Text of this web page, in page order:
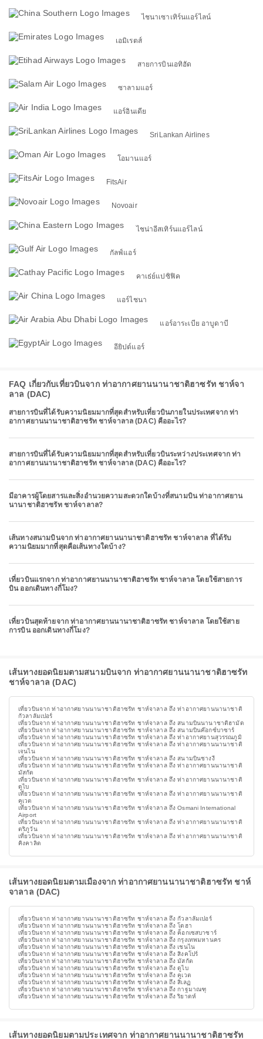
ไชนาเซาเทิร์นแอร์ไลน์
เอมิเรตส์
สายการบินเอทิฮัด
ซาลามแอร์
แอร์อินเดีย
SriLankan Airlines
โอมานแอร์
FitsAir
Novoair
ไชน่าอีสเทิร์นแอร์ไลน์
กัลฟ์แอร์
คาเธ่ย์แปซิฟิค
แอร์ไชนา
แอร์อาระเบีย อาบูดาบี
อียิปต์แอร์
FAQ เกี่ยวกับเที่ยวบินจาก ท่าอากาศยานนานาชาติฮาซรัท ชาห์จา
ลาล (DAC)
สายการบินที่ได้รับความนิยมมากที่สุดสำหรับเที่ยวบินภายในประเทศจาก ท่า
อากาศยานนานาชาติฮาซรัท ชาห์จาลาล (DAC) คืออะไร?
สายการบินที่ได้รับความนิยมมากที่สุดสำหรับเที่ยวบินระหว่างประเทศจาก ท่า
อากาศยานนานาชาติฮาซรัท ชาห์จาลาล (DAC) คืออะไร?
มีอาคารผู้โดยสารและสิ่งอำนวยความสะดวกใดบ้างที่สนามบิน ท่าอากาศยาน
นานาชาติฮาซรัท ชาห์จาลาล?
เส้นทางสนามบินจาก ท่าอากาศยานนานาชาติฮาซรัท ชาห์จาลาล ที่ได้รับ
ความนิยมมากที่สุดคือเส้นทางใดบ้าง?
เที่ยวบินแรกจาก ท่าอากาศยานนานาชาติฮาซรัท ชาห์จาลาล โดยใช้สายการ
บิน ออกเดินทางกี่โมง?
เที่ยวบินสุดท้ายจาก ท่าอากาศยานนานาชาติฮาซรัท ชาห์จาลาล โดยใช้สาย
การบิน ออกเดินทางกี่โมง?
เส้นทางยอดนิยมตามสนามบินจาก ท่าอากาศยานนานาชาติฮาซรัท
ชาห์จาลาล (DAC)
เที่ยวบินจาก ท่าอากาศยานนานาชาติฮาซรัท ชาห์จาลาล ถึง ท่าอากาศยานนานาชาติ
กัวลาลัมเปอร์
เที่ยวบินจาก ท่าอากาศยานนานาชาติฮาซรัท ชาห์จาลาล ถึง สนามบินนานาชาติฮามัด
เที่ยวบินจาก ท่าอากาศยานนานาชาติฮาซรัท ชาห์จาลาล ถึง สนามบินค๊อกซ์บาซาร์
เที่ยวบินจาก ท่าอากาศยานนานาชาติฮาซรัท ชาห์จาลาล ถึง ท่าอากาศยานสุวรรณภูมิ
เที่ยวบินจาก ท่าอากาศยานนานาชาติฮาซรัท ชาห์จาลาล ถึง ท่าอากาศยานนานาชาติ
เจนไน
เที่ยวบินจาก ท่าอากาศยานนานาชาติฮาซรัท ชาห์จาลาล ถึง สนามบินชางงี
เที่ยวบินจาก ท่าอากาศยานนานาชาติฮาซรัท ชาห์จาลาล ถึง ท่าอากาศยานนานาชาติ
มัสกัต
เที่ยวบินจาก ท่าอากาศยานนานาชาติฮาซรัท ชาห์จาลาล ถึง ท่าอากาศยานนานาชาติ
ดูไบ
เที่ยวบินจาก ท่าอากาศยานนานาชาติฮาซรัท ชาห์จาลาล ถึง ท่าอากาศยานนานาชาติ
คูเวต
เที่ยวบินจาก ท่าอากาศยานนานาชาติฮาซรัท ชาห์จาลาล ถึง Osmani International
Airport
เที่ยวบินจาก ท่าอากาศยานนานาชาติฮาซรัท ชาห์จาลาล ถึง ท่าอากาศยานนานาชาติ
ตริภูวัน
เที่ยวบินจาก ท่าอากาศยานนานาชาติฮาซรัท ชาห์จาลาล ถึง ท่าอากาศยานนานาชาติ
คิงคาลิด
เส้นทางยอดนิยมตามเมืองจาก ท่าอากาศยานนานาชาติฮาซรัท ชาห์
จาลาล (DAC)
เที่ยวบินจาก ท่าอากาศยานนานาชาติฮาซรัท ชาห์จาลาล ถึง กัวลาลัมเปอร์
เที่ยวบินจาก ท่าอากาศยานนานาชาติฮาซรัท ชาห์จาลาล ถึง โดฮา
เที่ยวบินจาก ท่าอากาศยานนานาชาติฮาซรัท ชาห์จาลาล ถึง ค็อกเซสบาซาร์
เที่ยวบินจาก ท่าอากาศยานนานาชาติฮาซรัท ชาห์จาลาล ถึง กรุงเทพมหานคร
เที่ยวบินจาก ท่าอากาศยานนานาชาติฮาซรัท ชาห์จาลาล ถึง เชนไน
เที่ยวบินจาก ท่าอากาศยานนานาชาติฮาซรัท ชาห์จาลาล ถึง สิงคโปร์
เที่ยวบินจาก ท่าอากาศยานนานาชาติฮาซรัท ชาห์จาลาล ถึง มัสกัต
เที่ยวบินจาก ท่าอากาศยานนานาชาติฮาซรัท ชาห์จาลาล ถึง ดูไบ
เที่ยวบินจาก ท่าอากาศยานนานาชาติฮาซรัท ชาห์จาลาล ถึง คูเวต
เที่ยวบินจาก ท่าอากาศยานนานาชาติฮาซรัท ชาห์จาลาล ถึง สิเลฏ
เที่ยวบินจาก ท่าอากาศยานนานาชาติฮาซรัท ชาห์จาลาล ถึง กาฐมาณฑุ
เที่ยวบินจาก ท่าอากาศยานนานาชาติฮาซรัท ชาห์จาลาล ถึง ริยาดห์
เส้นทางยอดนิยมตามประเทศจาก ท่าอากาศยานนานาชาติฮาซรัท